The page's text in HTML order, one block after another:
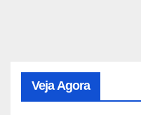
Veja Agora